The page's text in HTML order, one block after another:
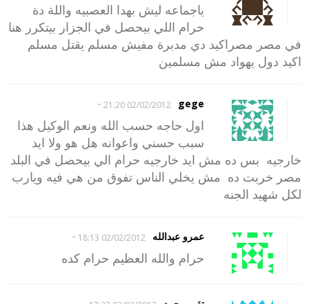
ياجماعه ليش بهدا العصبيه واللة دة
حرام اللي بيحصل في الجزار بيتكرر هنا
في مصر مصراكيد دي مدبرة مفيش مسلم يقتل مسلم
اكيد دول يهواد مش مسلمين
gege
02/02/2012 21:20
-
اول حاجه حسب الله ونعم الوكيل هذا
سبب حسني واعوانه هل هو ولا ايد
خارجيه بس ده مش ايد خارجيه حرام الي بيحصل في البلد
مصر خربت ده مش يخلي الناس تفوق من هي فيه ويارب
لكل شهيد الجنه
عمرو عبدالله 02/02/2012 18:13
-
حرام والله العظيم حرام كده